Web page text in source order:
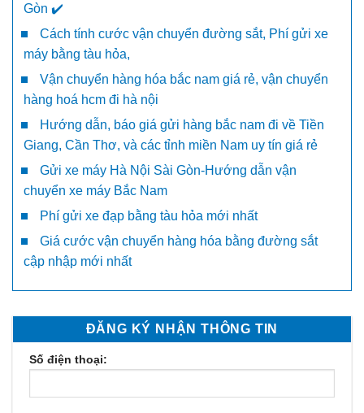
Gòn ✔️
Cách tính cước vận chuyển đường sắt, Phí gửi xe
máy bằng tàu hỏa,
Vận chuyển hàng hóa bắc nam giá rẻ, vận chuyển
hàng hoá hcm đi hà nội
Hướng dẫn, báo giá gửi hàng bắc nam đi về Tiền
Giang, Cần Thơ, và các tỉnh miền Nam uy tín giá rẻ
Gửi xe máy Hà Nội Sài Gòn-Hướng dẫn vận
chuyển xe máy Bắc Nam
Phí gửi xe đạp bằng tàu hỏa mới nhất
Giá cước vận chuyển hàng hóa bằng đường sắt
cập nhập mới nhất
ĐĂNG KÝ NHẬN THÔNG TIN
Số điện thoại: